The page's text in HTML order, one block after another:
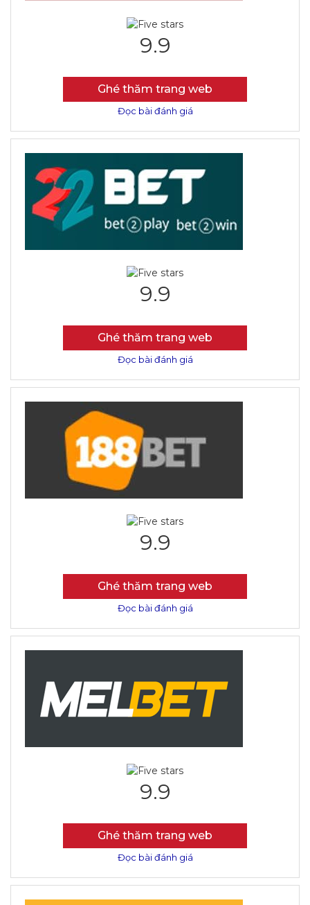
9.9
Ghé thăm trang web
Đọc bài đánh giá
9.9
Ghé thăm trang web
Đọc bài đánh giá
9.9
Ghé thăm trang web
Đọc bài đánh giá
9.9
Ghé thăm trang web
Đọc bài đánh giá